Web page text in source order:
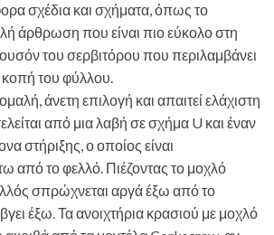
σχέδια και σχήματα, όπως το
άρθρωση που είναι πιο εύκολο στη
του σερβιτόρου που περιλαμβάνει
κοπή του φύλλου.
άνετη επιλογή και απαιτεί ελάχιστη
από μια λαβή σε σχήμα U και έναν
στήριξης, ο οποίος είναι
από το φελλό. Πιέζοντας το μοχλό
σπρώχνεται αργά έξω από το
έξω. Τα ανοιχτήρια κρασιού με μοχλό